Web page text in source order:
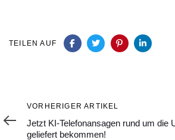
TEILEN AUF
Vorheriger
Artikel
VORHERIGER ARTIKEL
Jetzt KI-Telefonansagen rund um die
geliefert bekommen!